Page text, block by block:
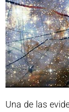
Una de las